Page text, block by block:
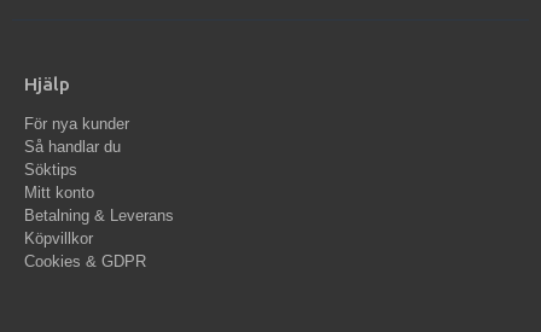
Hjälp
För nya kunder
Så handlar du
Söktips
Mitt konto
Betalning & Leverans
Köpvillkor
Cookies & GDPR